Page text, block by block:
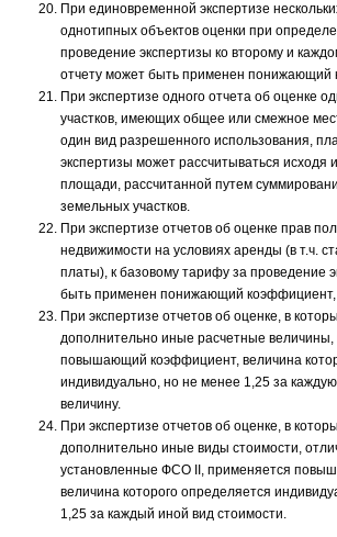
При единовременной экспертизе
однотипных объектов оценки при
проведение экспертизы ко второму и
отчету может быть применен понижающий
При экспертизе одного отчета об оценке
участков, имеющих общее или смежное
один вид разрешенного использования,
экспертизы может рассчитываться исходя
площади, рассчитанной путем
земельных участков.
При экспертизе отчетов об оценке прав
недвижимости на условиях аренды (в т.ч.
платы), к базовому тарифу за проведение
быть применен понижающий
При экспертизе отчетов об оценке, в
дополнительно иные расчетные величины,
повышающий коэффициент, величина
индивидуально, но не менее 1,25 за
величину.
При экспертизе отчетов об оценке, в
дополнительно иные виды стоимости,
установленные ФСО II, применяется
величина которого определяется
1,25 за каждый иной вид стоимости.